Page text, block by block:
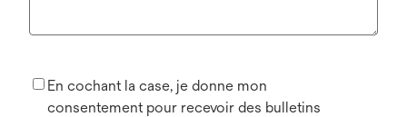
En cochant la case, je donne mon
consentement pour recevoir des bulletins